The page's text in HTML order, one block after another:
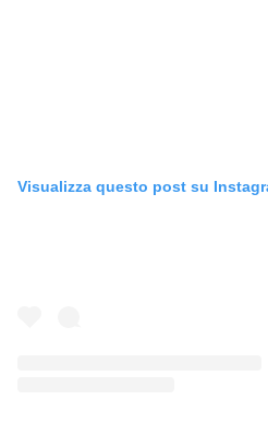
Visualizza questo post su